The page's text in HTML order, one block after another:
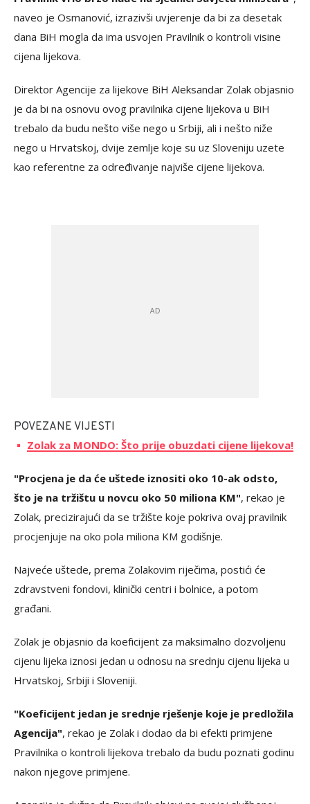
naveo je Osmanović, izrazivši uvjerenje da bi za desetak
dana BiH mogla da ima usvojen Pravilnik o kontroli visine
cijena lijekova.
Direktor Agencije za lijekove BiH Aleksandar Zolak objasnio
je da bi na osnovu ovog pravilnika cijene lijekova u BiH
trebalo da budu nešto više nego u Srbiji, ali i nešto niže
nego u Hrvatskoj, dvije zemlje koje su uz Sloveniju uzete
kao referentne za određivanje najviše cijene lijekova.
POVEZANE VIJESTI
Zolak za MONDO: Što prije obuzdati cijene lijekova!
"Procjena je da će uštede iznositi oko 10-ak odsto,
što je na tržištu u novcu oko 50 miliona KM", rekao je
Zolak, precizirajući da se tržište koje pokriva ovaj pravilnik
procjenjuje na oko pola miliona KM godišnje.
Najveće uštede, prema Zolakovim riječima, postići će
zdravstveni fondovi, klinički centri i bolnice, a potom
građani.
Zolak je objasnio da koeficijent za maksimalno dozvoljenu
cijenu lijeka iznosi jedan u odnosu na srednju cijenu lijeka u
Hrvatskoj, Srbiji i Sloveniji.
"Koeficijent jedan je srednje rješenje koje je predložila
Agencija", rekao je Zolak i dodao da bi efekti primjene
Pravilnika o kontroli lijekova trebalo da budu poznati godinu
nakon njegove primjene.